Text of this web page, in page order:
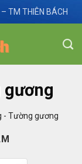
TM THIÊN BÁCH
gương
- Tường gương